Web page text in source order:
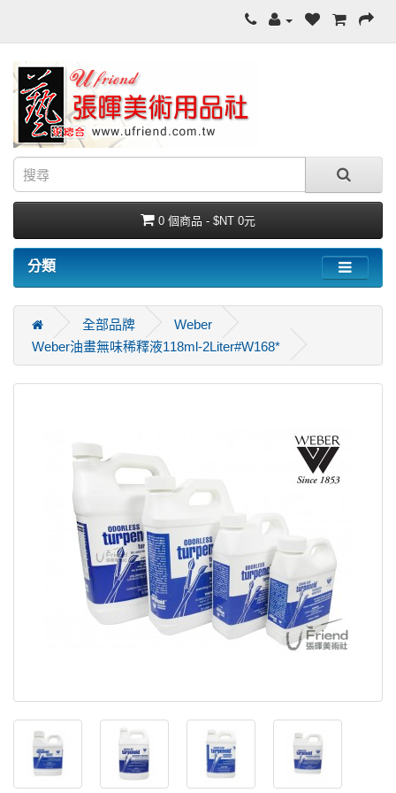
0 個商品 - $NT 0元
分類
全部品牌
Weber
Weber油畫無味稀釋液118ml-2Liter#W168*